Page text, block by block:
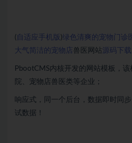
( 自适应手机版 )绿色清爽的 宠物门诊
大气简洁的 宠物店 兽医网站源码 下载
PbootCMS内核开发的网站模板，
院、宠物店兽医类等企业；
响应式，同一个后台，数据即时同
试数据！